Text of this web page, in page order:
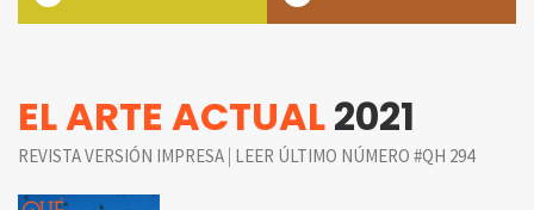
EL ARTE ACTUAL2021
REVISTA VERSIÓN IMPRESA | LEER ÚLTIMO NÚMERO #QH 294